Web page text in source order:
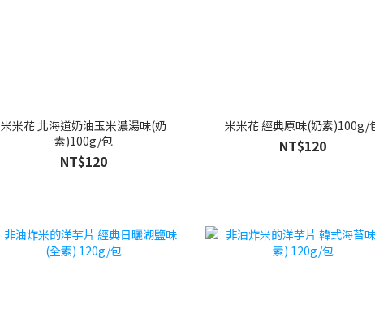
米米花 北海道奶油玉米濃湯味(奶
素)100g/包
NT$120
米米花 經典原味(奶素)100g/
NT$120